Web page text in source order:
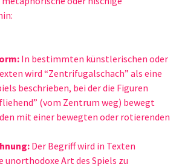
In bestimmten künstlerischen oder
wird “Zentrifugalschach” als eine
beschrieben, bei der die Figuren
(vom Zentrum weg) bewegt
mit einer bewegten oder rotierenden
Der Begriff wird in Texten
unorthodoxe Art des Spiels zu